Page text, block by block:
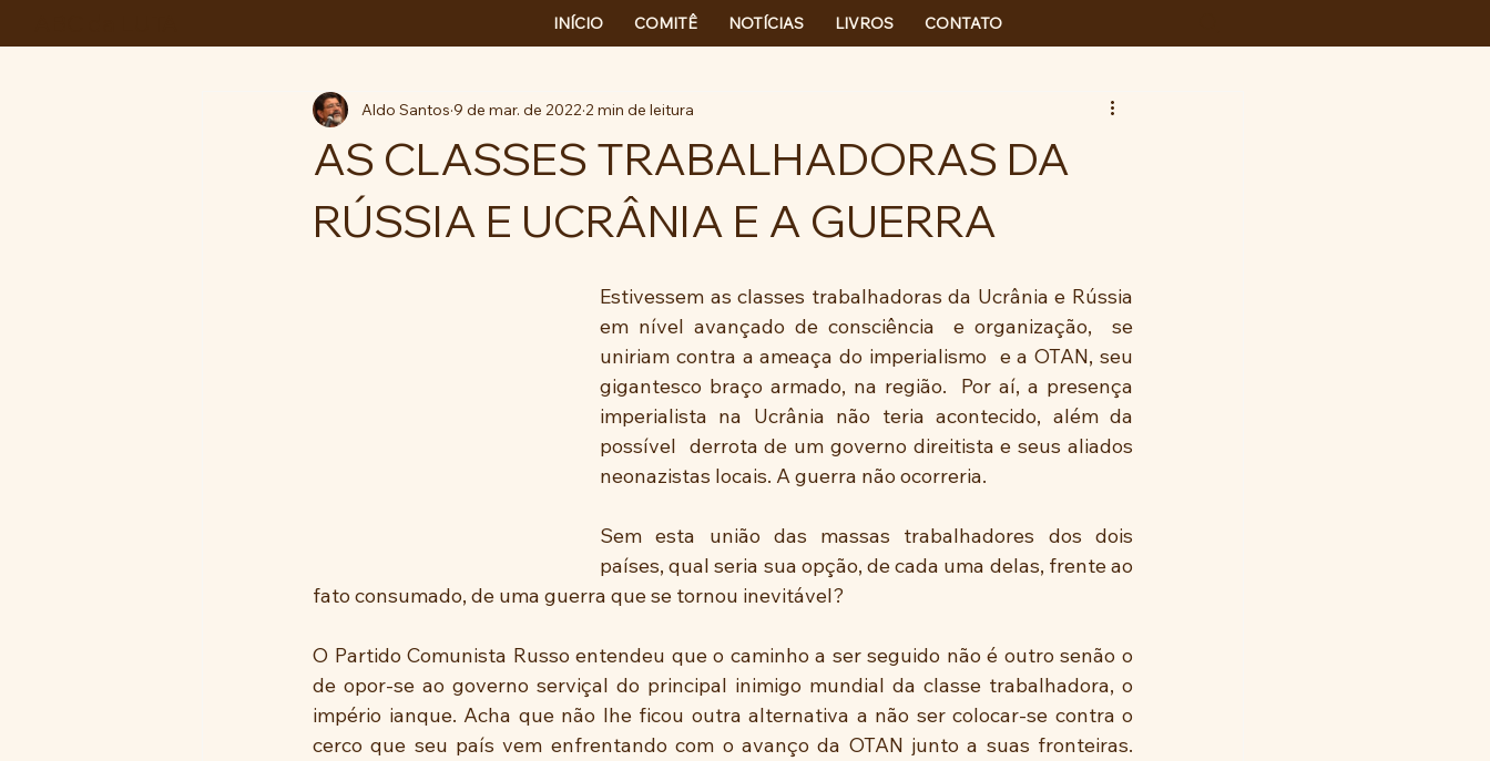
INÍCIO COMITÊ NOTÍCIAS LIVROS CONTATO
AS CLASSES TRABALHADORAS DA
RÚSSIA E UCRÂNIA E A GUERRA
Aldo Santos 9 de mar. de 2022 2 min de leitura
Estivessem as classes trabalhadoras da Ucrânia e Rússia
em nível avançado de consciência  e organização,  se
uniriam contra a ameaça do imperialismo  e a OTAN, seu
gigantesco braço armado, na região.  Por aí, a presença
imperialista na Ucrânia não teria acontecido, além da
possível  derrota de um governo direitista e seus aliados
neonazistas locais. A guerra não ocorreria.
Sem esta união das massas trabalhadores dos dois
países, qual seria sua opção, de cada uma delas, frente ao
fato consumado, de uma guerra que se tornou inevitável?
O Partido Comunista Russo entendeu que o caminho a ser seguido não é outro senão o
de opor-se ao governo serviçal do principal inimigo mundial da classe trabalhadora, o
império ianque. Acha que não lhe ficou outra alternativa a não ser colocar-se contra o
cerco que seu país vem enfrentando com o avanço da OTAN junto a suas fronteiras.